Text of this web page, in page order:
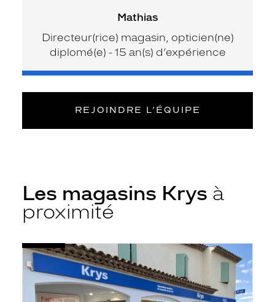
Mathias
Directeur(rice) magasin, opticien(ne)
diplomé(e) - 15 an(s) d’expérience
REJOINDRE L’ÉQUIPE
Les magasins Krys à
proximité
Opticien
La
Colle
sur
Voir
la
fiche